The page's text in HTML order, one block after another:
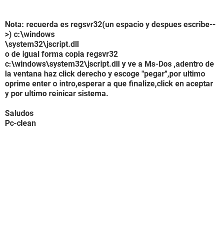
Nota: recuerda es regsvr32(un espacio y despues escribe--
>) c:\windows
\system32\jscript.dll
o de igual forma copia regsvr32
c:\windows\system32\jscript.dll y ve a Ms-Dos ,adentro de
la ventana haz click derecho y escoge "pegar",por ultimo
oprime enter o intro,esperar a que finalize,click en aceptar
y por ultimo reinicar sistema.
Saludos
Pc-clean